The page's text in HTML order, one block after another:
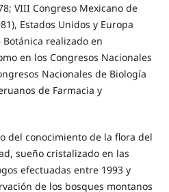
VIII Congreso Mexicano de
Estados Unidos y Europa
realizado en
en los Congresos Nacionales
Nacionales de Biología
de Farmacia y
del conocimiento de la flora del
sueño cristalizado en las
efectuadas entre 1993 y
de los bosques montanos